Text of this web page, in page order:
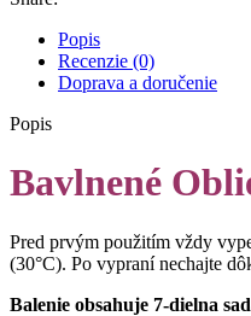
Popis
Recenzie (0)
Doprava a doručenie
Popis
Bavlnené
Pred prvým použitím vždy
(30°C). Po vypraní nechajte
Balenie obsahuje 7-dielna